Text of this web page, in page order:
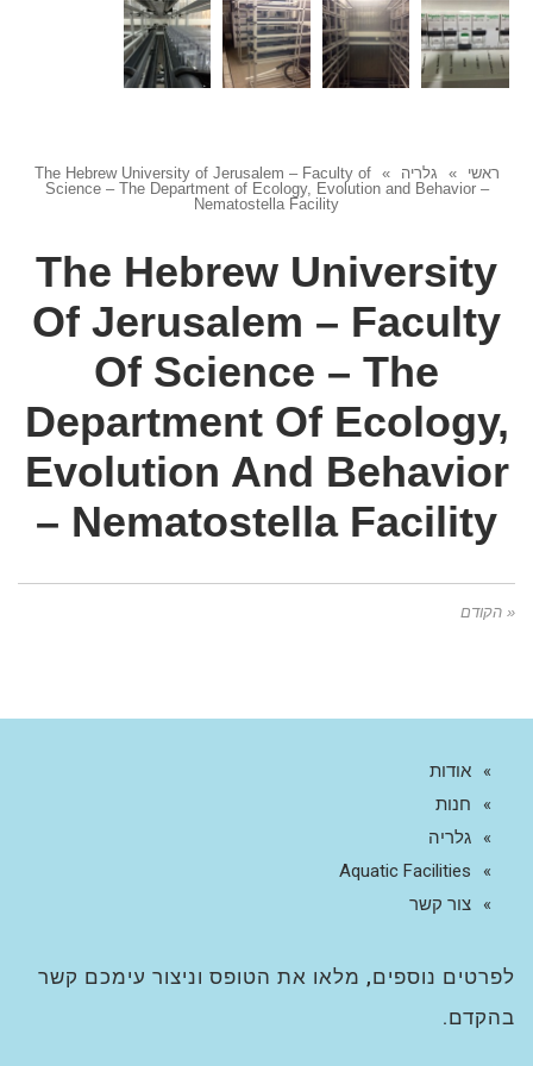
ראשי » גלריה »
The Hebrew University of Jerusalem – Faculty of
Science – The Department of Ecology, Evolution and Behavior –
Nematostella Facility
The Hebrew University
Of Jerusalem – Faculty
Of Science – The
Department Of Ecology,
Evolution And Behavior
– Nematostella Facility
« הקודם
אודות
חנות
גלריה
Aquatic Facilities
צור קשר
לפרטים נוספים, מלאו את הטופס וניצור עימכם קשר
בהקדם.